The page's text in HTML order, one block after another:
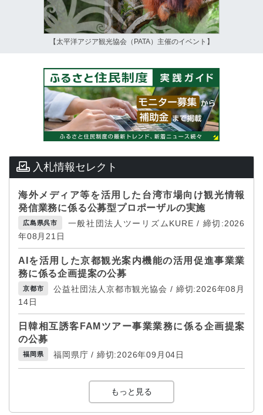
【太平洋アジア観光協会（PATA）主催のイベント】
入札情報セレクト
海外メディア等を活用した台湾市場向け観光情報
発信業務に係る公募型プロポーザルの実施
広島県呉市
一般社団法人ツーリズムKURE / 締切:2026
年08月21日
AIを活用した京都観光案内機能の活用促進事業業
務に係る企画提案の公募
京都市
公益社団法人京都市観光協会 / 締切:2026年08月
14日
日韓相互誘客FAMツアー事業業務に係る企画提案
の公募
福岡県 福岡県庁 / 締切:2026年09月04日
もっと見る